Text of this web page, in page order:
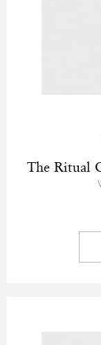
The Ritual